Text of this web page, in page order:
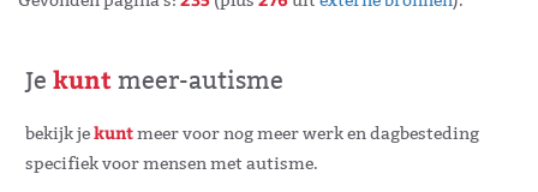
Je kunt meer-autisme
bekijk jekuntmeer voor nog meer werk en dagbesteding
specifiek voor mensen met autisme.